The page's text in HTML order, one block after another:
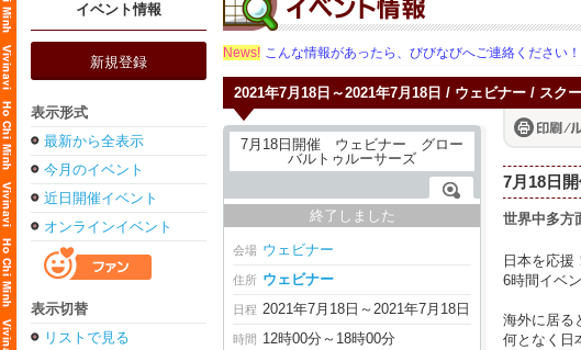
イベント情報
新規登録
表示形式
最新から全表示
今月のイベント
近日開催イベント
オンラインイベント
表示切替
リストで見る
News! こんな情報があったら、びびなびへご連絡ください！
2021年7月18日～2021年7月18日 / ウェビナー / スク
終了しました
会場 ウェビナー
住所 ウェビナー
日程 2021年7月18日～2021年7月18日
時間 12時00分～18時00分
7月18日
世界中多方
日本を応援
6時間イベン
海外に居る
何となく日